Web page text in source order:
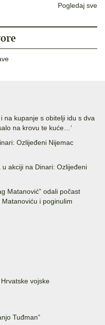
Pogledaj sve
na kupanje s obitelji idu s dva
na krovu te kuće…‘
Ozlijeđeni Nijemac
akciji na Dinari: Ozlijeđeni
Matanović” odali počast
i poginulim
vojske
Tuđman”